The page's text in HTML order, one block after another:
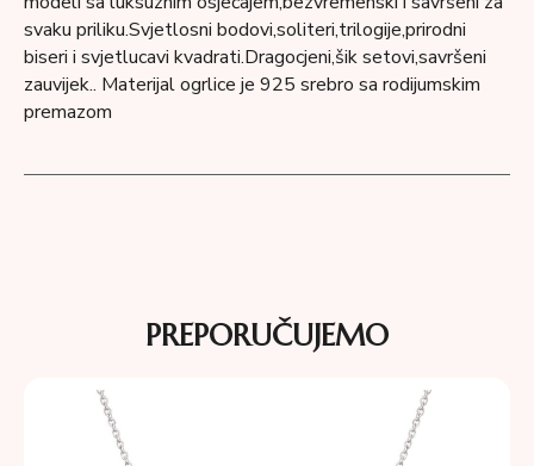
svaku priliku.Svjetlosni bodovi,soliteri,trilogije,prirodni
biseri i svjetlucavi kvadrati.Dragocjeni,šik setovi,savršeni
zauvijek.. Materijal ogrlice je 925 srebro sa rodijumskim
premazom
PREPORUČUJEMO